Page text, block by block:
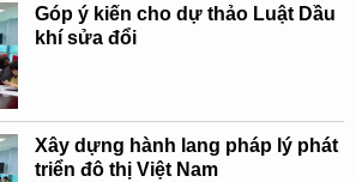
Góp ý kiến cho dự thảo Luật Dầu
khí sửa đổi
Xây dựng hành lang pháp lý phát
triển đô thị Việt Nam